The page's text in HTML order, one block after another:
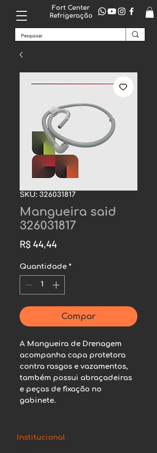
Fort Center
Refrigeração
SKU: 326031817
Mangueira said
326031817
R$ 44,44Preço
Quantidade *
Compar
A Mangueira de Drenagem
acompanha capa protetora
contra rasgos e vazamentos,
também possui abraçadeiras
e peças de fixação no
gabinete.
Institucional